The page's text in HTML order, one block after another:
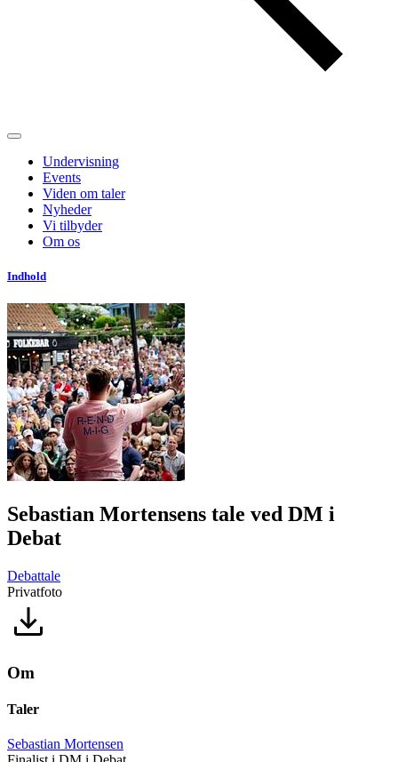
Undervisning
Events
Viden om taler
Nyheder
Vi tilbyder
Om os
Indhold
Sebastian Mortensens tale ved DM i
Debat
Debattale
Privatfoto
Om
Taler
Sebastian Mortensen